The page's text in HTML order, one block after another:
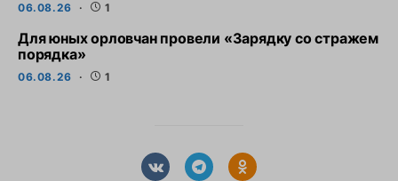
06.08.26 1
Для юных орловчан провели «Зарядку со стражем
порядка»
06.08.26 1